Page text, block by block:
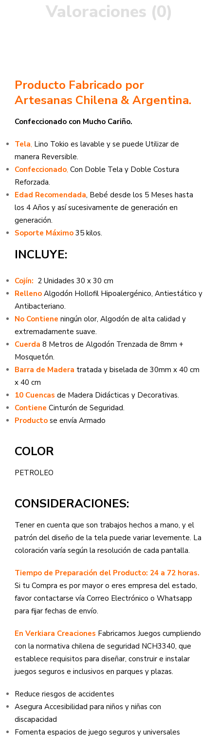
Valoraciones (0)
Producto Fabricado por
Artesanas Chilena & Argentina.
Confeccionado con Mucho Cariño.
Tela, Lino Tokio es lavable y se puede Utilizar de
manera Reversible.
Confeccionado, Con Doble Tela y Doble Costura
Reforzada.
Edad Recomendada, Bebé desde los 5 Meses hasta
los 4 Años y así sucesivamente de generación en
generación.
Soporte Máximo 35 kilos.
INCLUYE:
Cojín: 2 Unidades 30 x 30 cm
Relleno Algodón Hollofil Hipoalergénico, Antiestático y
Antibacteriano.
No Contiene ningún olor, Algodón de alta calidad y
extremadamente suave.
Cuerda 8 Metros de Algodón Trenzada de 8mm +
Mosquetón.
Barra de Madera tratada y biselada de 30mm x 40 cm
x 40 cm
10 Cuencas de Madera Didácticas y Decorativas.
Contiene Cinturón de Seguridad.
Producto se envía Armado
COLOR
PETROLEO
CONSIDERACIONES:
Tener en cuenta que son trabajos hechos a mano, y el
patrón del diseño de la tela puede variar levemente. La
coloración varía según la resolución de cada pantalla.
Tiempo de Preparación del Producto: 24 a 72 horas.
Si tu Compra es por mayor o eres empresa del estado,
favor contactarse vía Correo Electrónico o Whatsapp
para fijar fechas de envío.
En Verkiara Creaciones Fabricamos Juegos cumpliendo
con la normativa chilena de seguridad NCH3340, que
establece requisitos para diseñar, construir e instalar
juegos seguros e inclusivos en parques y plazas.
Reduce riesgos de accidentes
Asegura Accesibilidad para niños y niñas con
discapacidad
Fomenta espacios de juego seguros y universales